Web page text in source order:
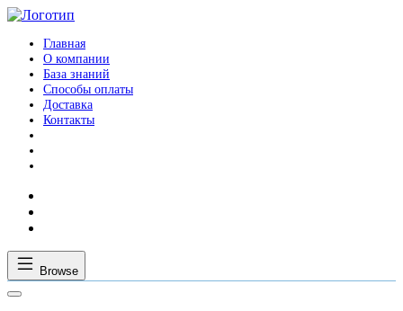
Главная
О компании
База знаний
Способы оплаты
Доставка
Контакты
Browse